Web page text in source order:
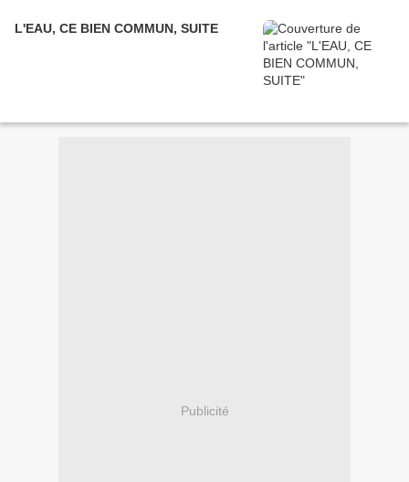
L'EAU, CE BIEN COMMUN, SUITE
Publicité